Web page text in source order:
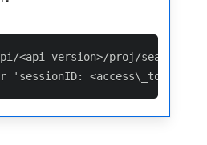
<api version>/proj/search \\